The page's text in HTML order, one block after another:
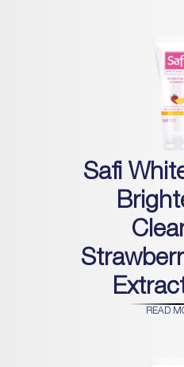
Safi
READ